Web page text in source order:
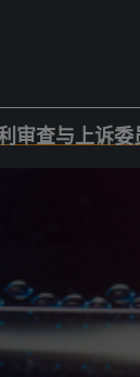
审查与上诉